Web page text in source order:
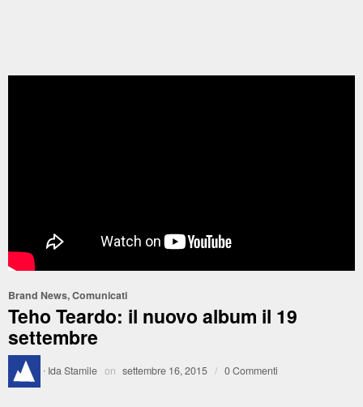
Brand News,Comunicati
Teho Teardo: il nuovo album il 19
settembre
· Ida Stamile on settembre 16, 2015 / 0 Commenti